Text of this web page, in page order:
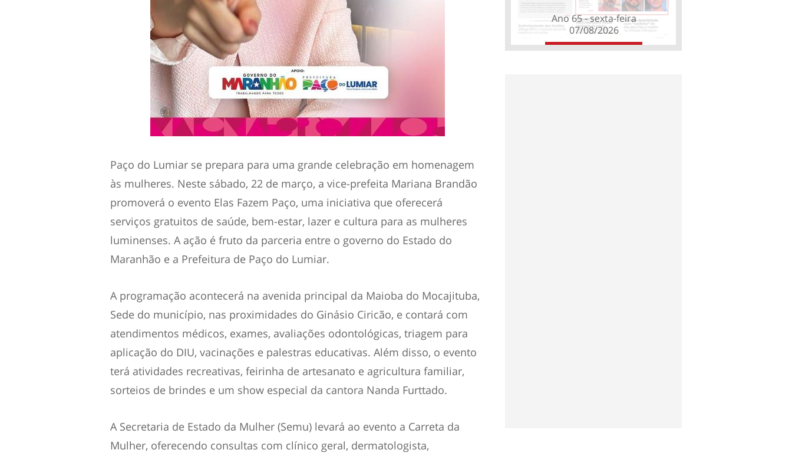
Paço do Lumiar se prepara para uma grande celebração em homenagem
às mulheres. Neste sábado, 22 de março, a vice-prefeita Mariana Brandão
promoverá o evento Elas Fazem Paço, uma iniciativa que oferecerá
serviços gratuitos de saúde, bem-estar, lazer e cultura para as mulheres
luminenses. A ação é fruto da parceria entre o governo do Estado do
Maranhão e a Prefeitura de Paço do Lumiar.
A programação acontecerá na avenida principal da Maioba do Mocajituba,
Sede do município, nas proximidades do Ginásio Ciricão, e contará com
atendimentos médicos, exames, avaliações odontológicas, triagem para
aplicação do DIU, vacinações e palestras educativas. Além disso, o evento
terá atividades recreativas, feirinha de artesanato e agricultura familiar,
sorteios de brindes e um show especial da cantora Nanda Furttado.
A Secretaria de Estado da Mulher (Semu) levará ao evento a Carreta da
Mulher, oferecendo consultas com clínico geral, dermatologista,
Ano 65 - sexta-feira
07/08/2026